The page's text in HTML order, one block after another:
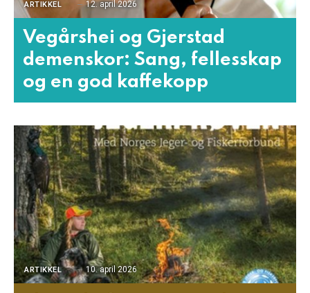
ARTIKKEL 12. april 2026
Vegårshei og Gjerstad
demenskor: Sang, fellesskap
og en god kaffekopp
ARTIKKEL 10. april 2026